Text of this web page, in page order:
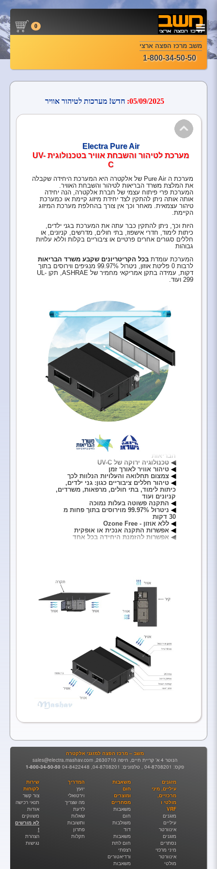
0
משב מרכז הפצה ארצי
1-800-34-50-50
05/09/2025: חדש! מערכות לטיהור אוויר
Electra Pure Air
מערכת לטיהור והשבחת אוויר בטכנולוגית UV-
C
מערכת ה Pure Air של אלקטרה היא המערכת היחידה שקבלה
את המלצת משרד הבריאות לטיהור והשבחת האוויר.
המערכת פרי פיתוח עצמי של חברת אלקטרה, הנה יחידה
אותה אותה ניתן להתקין לצד יחידת מיזוג קיימת או כמערכת
טיהור עצמאית. מאחר וכך אין צורך בהחלפת מערכת המיזוג
הקיימת.
היות וכך, ניתן להתקין כבר עתה את המערכת בגני ילדים,
כיתות לימוד, חדרי אישפוז, בתי חולים, מדרשים, קניונים, או
חללים סגורים אחרים פרטיים או ציבוריים בקלות וללא עלויות
גבוהות
המערכת עומדתבכל הקריטריונים שקבע משרד הבריאות
לרבות 0 פליטת אוזון, ניטרול 99.97% מנגיפים ווירוסים בתוך
דקות, עמידה בתקן אמריקאי מחמיר של ASHRAE, תקן UL-
299 ועוד.
עמידה בכל הקריטריונים של משרד
טכנולוגיה ירוקה של UV-C
טיהור אוויר לאורך זמן
צמצום תחלואה והעלויות הנלוות לכך
טיהור חללים ציבוריים כגון: גני ילדים,
כיתות לימוד, בתי חולים, מרפאות, משרדים,
קניונים ועוד
התקנה פשוטה בעלות נמוכה
ניטרול 99.97% מוירוסים בתוך פחות מ
30 דקות
ללא אוזון - Ozone Free
אפשרות התקנה אנכית או אופקית
אפשרות להזמנת היחידה בכל אחד
מגווני RAL
משב – מרכז הפצה למזגני אלקטרה
הנוטר 4 א' קריית חיים, חיפה 2630710,
sales@electra.mashav.com
פקס: 04-8708201 , טלפונים:
04-8708201
,
04-8422448
1-800-34-50-50
מזגנים
עיליים, מיני
מרכזיים,
מולטי ו
VRF
מזגנים
עיליים
אינוורטר
מזגנים
נסתרים
מיני מרכזי
אינוורטר
מולטי
משאבות
חום
ומוצרים
מסחריים
משאבות
חום
משולבות
דוד
משאבות
חום לתת
רצפתי
ורדיאטורים
משאבות
המדריך
יועץ
וירטואלי
מה שצריך
לדעת
שאלות
ותשובות
פתרון
תקלות
שירות
לקוחות
צור קשר
תנאי רכישה
אודות
משווקים
לא מורשים
!
הצהרת
נגישות